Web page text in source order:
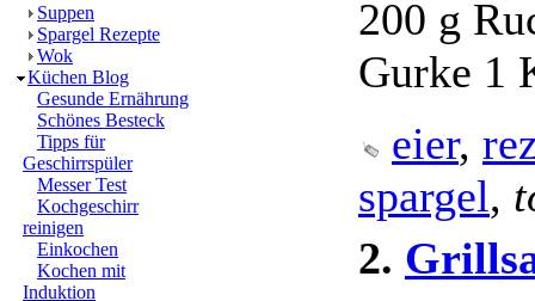
Suppen
Spargel Rezepte
Wok
Küchen Blog
Gesunde Ernährung
Schönes Besteck
Tipps für
Geschirrspüler
Messer Test
Kochgeschirr
reinigen
Einkochen
Kochen mit
Induktion
200 g
Gurke 1
eier,
spargel,
2.